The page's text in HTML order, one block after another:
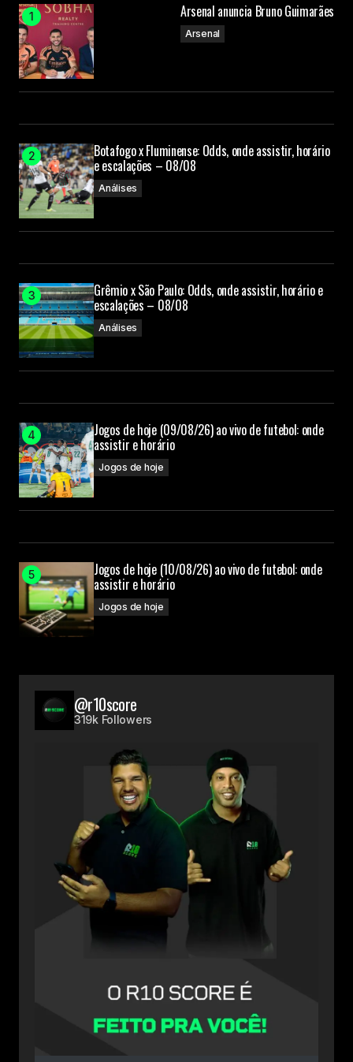
Arsenal anuncia Bruno Guimarães
Arsenal
Botafogo x Fluminense: Odds, onde assistir, horário
e escalações – 08/08
Análises
Grêmio x São Paulo: Odds, onde assistir, horário e
escalações – 08/08
Análises
Jogos de hoje (09/08/26) ao vivo de futebol: onde
assistir e horário
Jogos de hoje
Jogos de hoje (10/08/26) ao vivo de futebol: onde
assistir e horário
Jogos de hoje
@r10score
319k Followers